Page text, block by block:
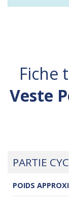
Fiche
Veste
PARTIE
POIDS